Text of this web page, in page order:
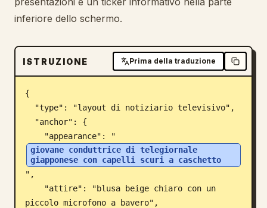
Prezzi
Scarica
Blog
Aggiornamenti
inferiore dello schermo.
ISTRUZIONE Prima della traduzione
{
    "appearance": "
giovane conduttrice di telegiornale
giapponese con capelli scuri a caschetto
",
piccolo microfono a bavero",